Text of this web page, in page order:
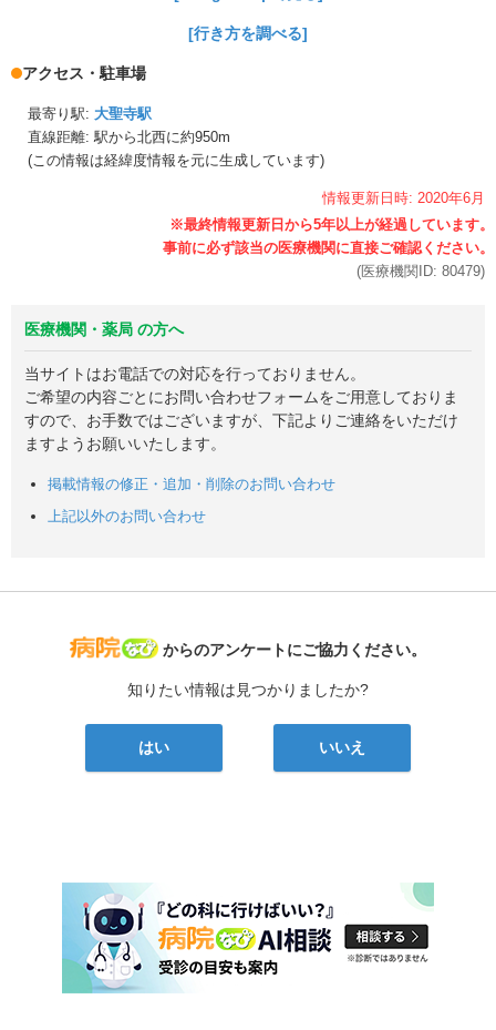
[行き方を調べる]
アクセス・駐車場
最寄り駅: 大聖寺駅
直線距離: 駅から北西に約950m
(この情報は経緯度情報を元に生成しています)
情報更新日時: 2020年6月
(医療機関ID: 80479)
医療機関・薬局 の方へ
当サイトはお電話での対応を行っておりません。
ご希望の内容ごとにお問い合わせフォームをご用意しておりま
すので、お手数ではございますが、下記よりご連絡をいただけ
ますようお願いいたします。
掲載情報の修正・追加・削除のお問い合わせ
上記以外のお問い合わせ
病院なび
からのアンケートにご協力ください。
知りたい情報は見つかりましたか?
はい いいえ